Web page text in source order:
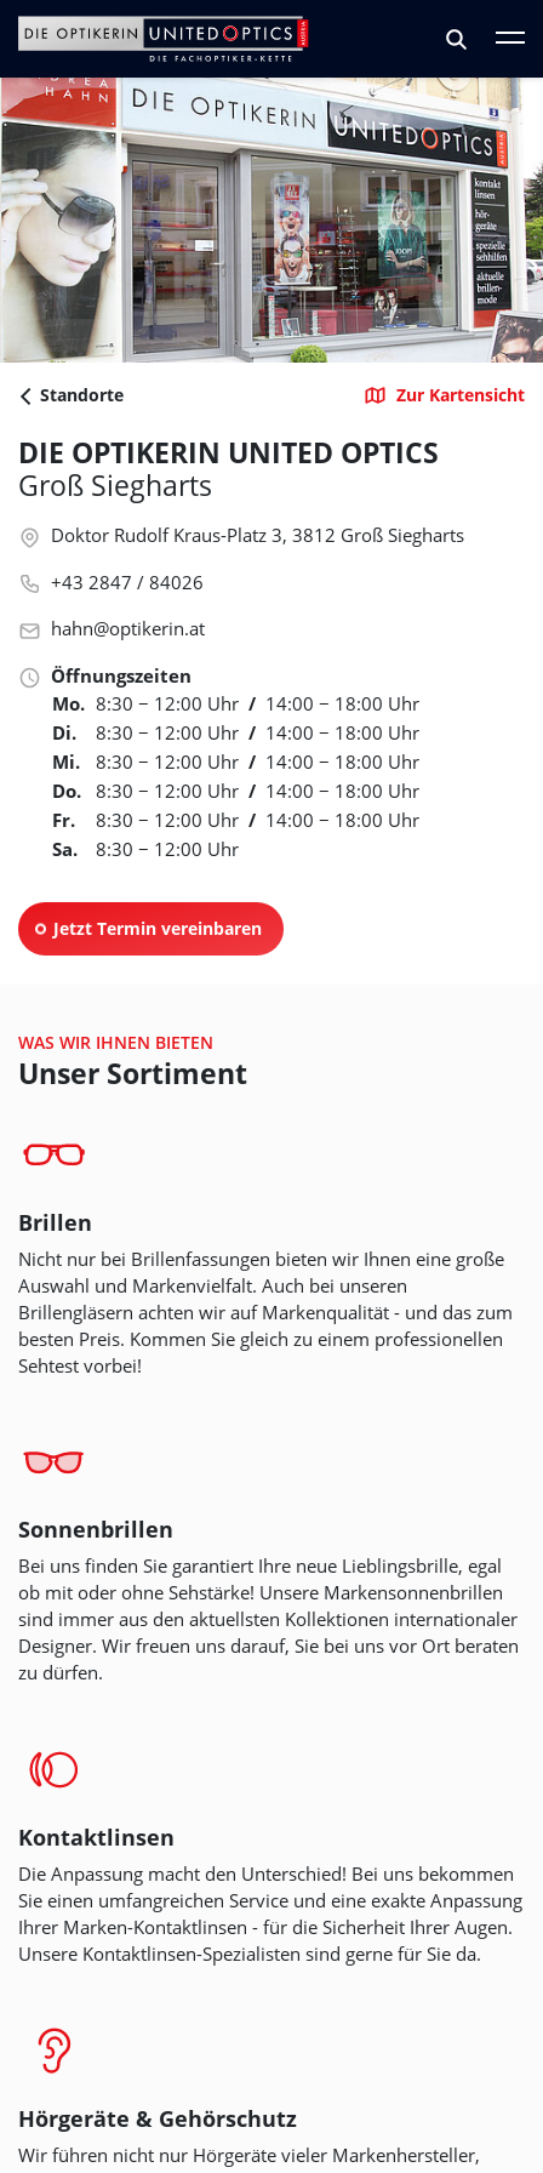
Zum Hauptinhalt springen
Zum Footer springen
Standorte Zur Kartensicht
DIE OPTIKERIN UNITED OPTICS
Groß Siegharts
Doktor Rudolf Kraus-Platz 3, 3812 Groß Siegharts
+43 2847 / 84026
hahn@optikerin.at
Öffnungszeiten
Mo. 8:30 − 12:00 Uhr / 14:00 − 18:00 Uhr
Di.
8:30 − 12:00 Uhr / 14:00 − 18:00 Uhr
Mi.
8:30 − 12:00 Uhr / 14:00 − 18:00 Uhr
Do.
8:30 − 12:00 Uhr / 14:00 − 18:00 Uhr
Fr.
8:30 − 12:00 Uhr / 14:00 − 18:00 Uhr
Sa.
8:30 − 12:00 Uhr
Jetzt Termin vereinbaren
WAS WIR IHNEN BIETEN
Unser Sortiment
Brillen
Nicht nur bei Brillenfassungen bieten wir Ihnen eine große
Auswahl und Markenvielfalt. Auch bei unseren
Brillengläsern achten wir auf Markenqualität - und das zum
besten Preis. Kommen Sie gleich zu einem professionellen
Sehtest vorbei!
Sonnenbrillen
Bei uns finden Sie garantiert Ihre neue Lieblingsbrille, egal
ob mit oder ohne Sehstärke! Unsere Markensonnenbrillen
sind immer aus den aktuellsten Kollektionen internationaler
Designer. Wir freuen uns darauf, Sie bei uns vor Ort beraten
zu dürfen.
Kontaktlinsen
Die Anpassung macht den Unterschied! Bei uns bekommen
Sie einen umfangreichen Service und eine exakte Anpassung
Ihrer Marken-Kontaktlinsen - für die Sicherheit Ihrer Augen.
Unsere Kontaktlinsen-Spezialisten sind gerne für Sie da.
Hörgeräte & Gehörschutz
Wir führen nicht nur Hörgeräte vieler Markenhersteller,